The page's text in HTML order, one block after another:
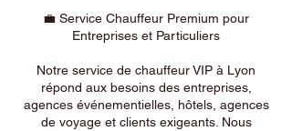
💼 Service Chauffeur Premium pour
Entreprises et Particuliers
Notre service de chauffeur VIP à Lyon
répond aux besoins des entreprises,
agences événementielles, hôtels, agences
de voyage et clients exigeants. Nous